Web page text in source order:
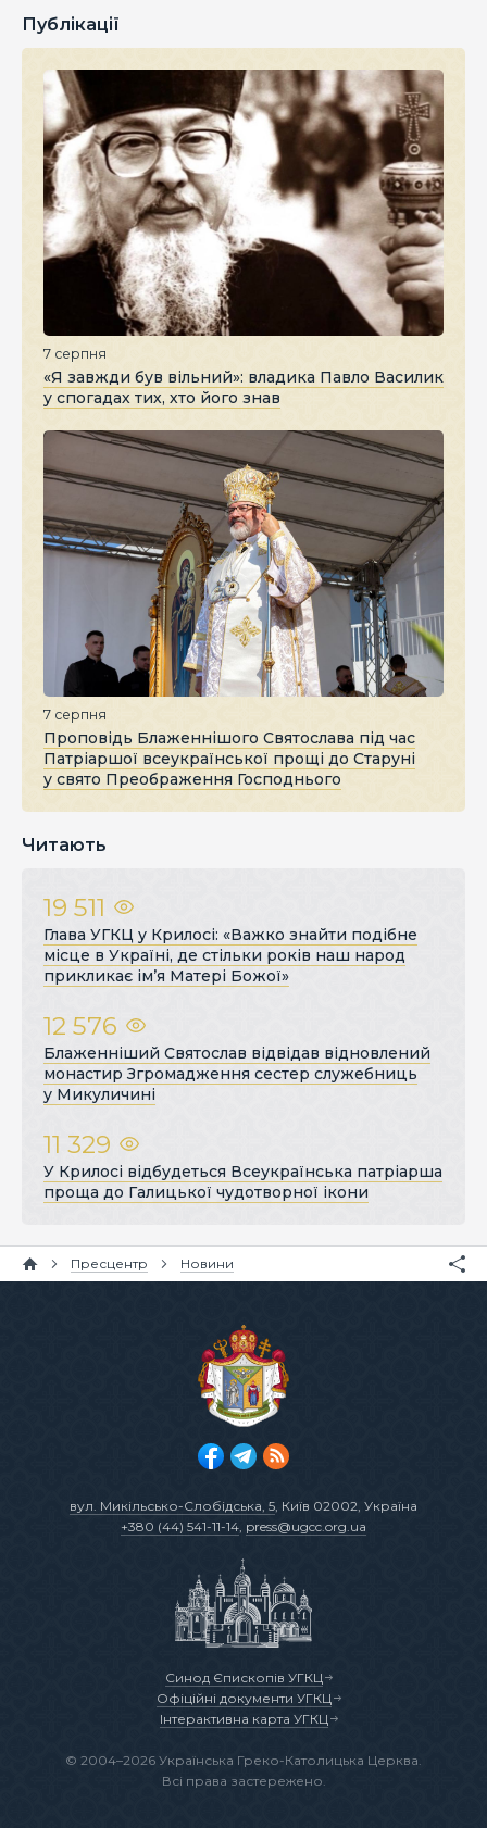
Публікації
7 серпня
«Я завжди був вільний»: владика Павло Василик
у спогадах тих, хто його знав
7 серпня
Проповідь Блаженнішого Святослава під час
Патріаршої всеукраїнської прощі до Старуні
у свято Преображення Господнього
Читають
19 511
Глава УГКЦ у Крилосі: «Важко знайти подібне
місце в Україні, де стільки років наш народ
прикликає ім’я Матері Божої»
12 576
Блаженніший Святослав відвідав відновлений
монастир Згромадження сестер служебниць
у Микуличині
11 329
У Крилосі відбудеться Всеукраїнська патріарша
проща до Галицької чудотворної ікони
Пресцентр Новини
вул. Микільсько-Слобідська, 5, Київ 02002, Україна
+380 (44) 541-11-14, press@ugcc.org.ua
Синод Єпископів УГКЦ
Офіційні документи УГКЦ
Інтерактивна карта УГКЦ
© 2004–2026 Українська Греко-Католицька Церква.
Всі права застережено.